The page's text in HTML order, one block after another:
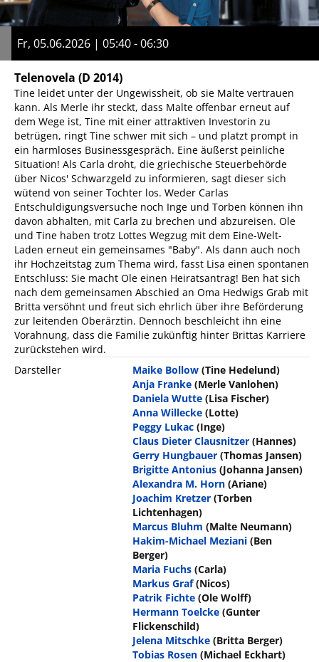
Fr, 05.06.2026 | 05:40 - 06:30
Telenovela (D 2014)
Tine leidet unter der Ungewissheit, ob sie Malte vertrauen
kann. Als Merle ihr steckt, dass Malte offenbar erneut auf
dem Wege ist, Tine mit einer attraktiven Investorin zu
betrügen, ringt Tine schwer mit sich – und platzt prompt in
ein harmloses Businessgespräch. Eine äußerst peinliche
Situation! Als Carla droht, die griechische Steuerbehörde
über Nicos' Schwarzgeld zu informieren, sagt dieser sich
wütend von seiner Tochter los. Weder Carlas
Entschuldigungsversuche noch Inge und Torben können ihn
davon abhalten, mit Carla zu brechen und abzureisen. Ole
und Tine haben trotz Lottes Wegzug mit dem Eine-Welt-
Laden erneut ein gemeinsames "Baby". Als dann auch noch
ihr Hochzeitstag zum Thema wird, fasst Lisa einen spontanen
Entschluss: Sie macht Ole einen Heiratsantrag! Ben hat sich
nach dem gemeinsamen Abschied an Oma Hedwigs Grab mit
Britta versöhnt und freut sich ehrlich über ihre Beförderung
zur leitenden Oberärztin. Dennoch beschleicht ihn eine
Vorahnung, dass die Familie zukünftig hinter Brittas Karriere
zurückstehen wird.
Darsteller
Maike Bollow (Tine Hedelund)
Anja Franke (Merle Vanlohen)
Daniela Wutte (Lisa Fischer)
Anna Willecke (Lotte)
Peggy Lukac (Inge)
Claus Dieter Clausnitzer (Hannes)
Gerry Hungbauer (Thomas Jansen)
Brigitte Antonius (Johanna Jansen)
Alexandra M. Horn (Ariane)
Joachim Kretzer (Torben
Lichtenhagen)
Marcus Bluhm (Malte Neumann)
Hakim-Michael Meziani (Ben
Berger)
Maria Fuchs (Carla)
Markus Graf (Nicos)
Patrik Fichte (Ole Wolff)
Hermann Toelcke (Gunter
Flickenschild)
Jelena Mitschke (Britta Berger)
Tobias Rosen (Michael Eckhart)